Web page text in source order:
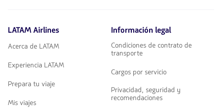
para
LATAM Airlines
Acerca de LATAM
Experiencia LATAM
Prepara tu viaje
Mis viajes
Información legal
Condiciones de contrato de
transporte
Cargos por servicio
Privacidad, seguridad y
recomendaciones